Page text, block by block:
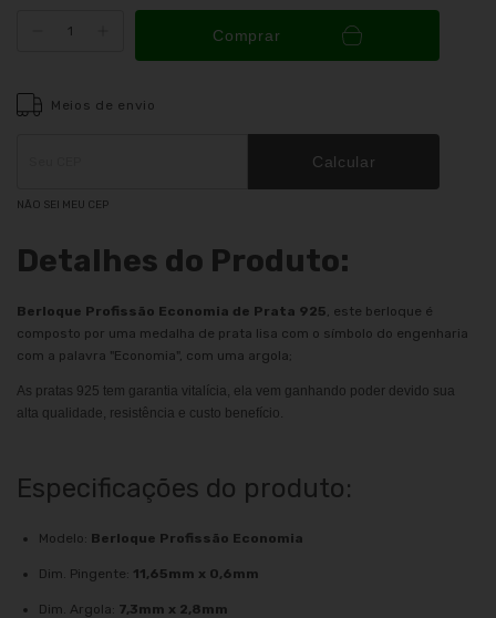
Comprar
Meios de envio
ALTERAR CEP
Calcular
NÃO SEI MEU CEP
Detalhes do Produto:
Berloque Profissão Economia de Prata 925 , este berloque é
composto por uma medalha de prata lisa com o símbolo do engenharia
com a palavra "Economia", com uma argola;
As pratas 925 tem garantia vitalícia, ela vem ganhando poder devido sua
alta qualidade, resistência e custo benefício.
Especificações do produto:
Modelo: Berloque Profissão Economia
Dim. Pingente: 11,65mm x 0,6mm
Dim. Argola: 7,3mm x 2,8mm